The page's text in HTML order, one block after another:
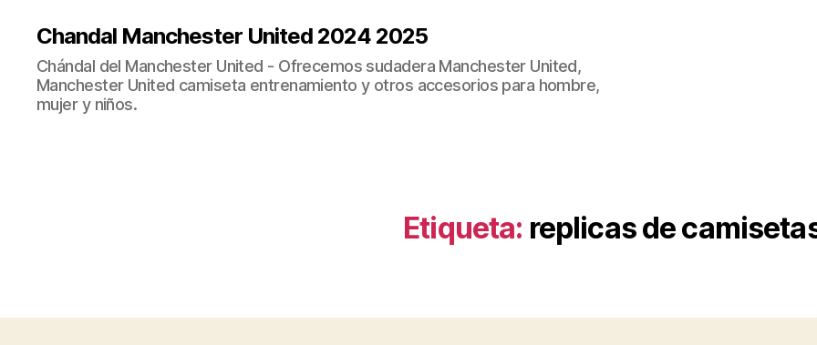
Chandal Manchester United 2024 2025
Chándal del Manchester United - Ofrecemos sudadera Manchester United,
Manchester United camiseta entrenamiento y otros accesorios para hombre,
mujer y niños.
Etiqueta: replicas de